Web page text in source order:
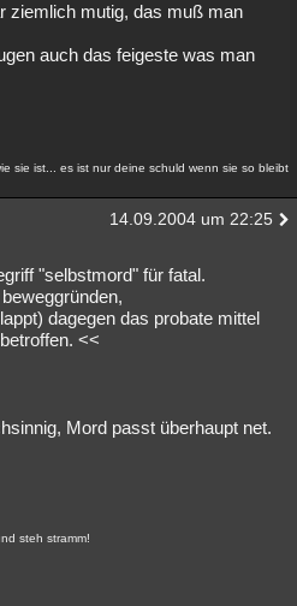
ziemlich mutig, das muß man
auch das feigeste was man
sie ist... es ist nur deine schuld wenn sie so bleibt
14.09.2004 um 22:25
"selbstmord" für fatal.
dagegen das probate mittel
<<
Mord passt überhaupt net.
steh stramm!